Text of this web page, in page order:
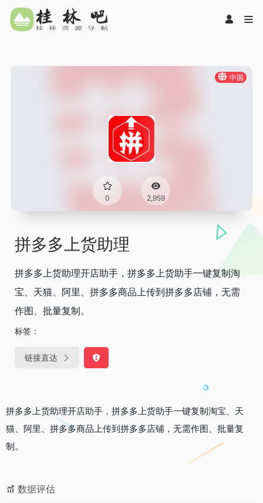
中国
0 2,959
拼多多上货助理
拼多多上货助理开店助手，拼多多上货助手一键复制淘
宝、天猫、阿里、拼多多商品上传到拼多多店铺，无需
作图、批量复制。
标签：
链接直达
拼多多上货助理开店助手，拼多多上货助手一键复制淘宝、天
猫、阿里、拼多多商品上传到拼多多店铺，无需作图、批量复
制。
数据评估